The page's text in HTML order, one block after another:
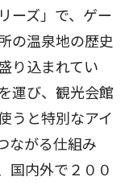
ーズ」で、ゲー
の温泉地の歴史
り込まれてい
運び、観光会館
うと特別なアイ
ながる仕組み
国内外で２００